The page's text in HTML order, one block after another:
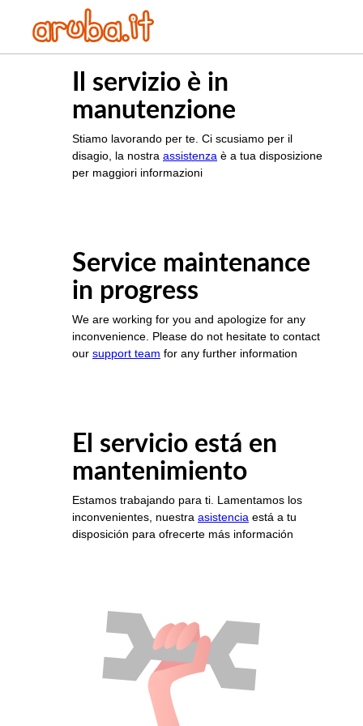
Il servizio è in
manutenzione
Stiamo lavorando per te. Ci scusiamo per il
disagio, la nostra assistenza è a tua disposizione
per maggiori informazioni
Service maintenance
in progress
We are working for you and apologize for any
inconvenience. Please do not hesitate to contact
our support team for any further information
El servicio está en
mantenimiento
Estamos trabajando para ti. Lamentamos los
inconvenientes, nuestra asistencia está a tu
disposición para ofrecerte más información